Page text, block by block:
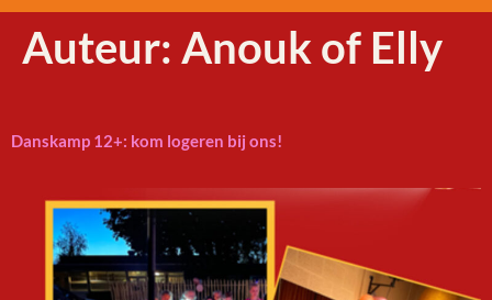
Auteur: Anouk of Elly
Danskamp 12+: kom logeren bij ons!